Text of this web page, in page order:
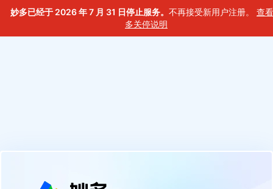
妙多已经于 2026 年 7 月 31 日停止服务。 不再接受新用户注册。
查
多关停说明